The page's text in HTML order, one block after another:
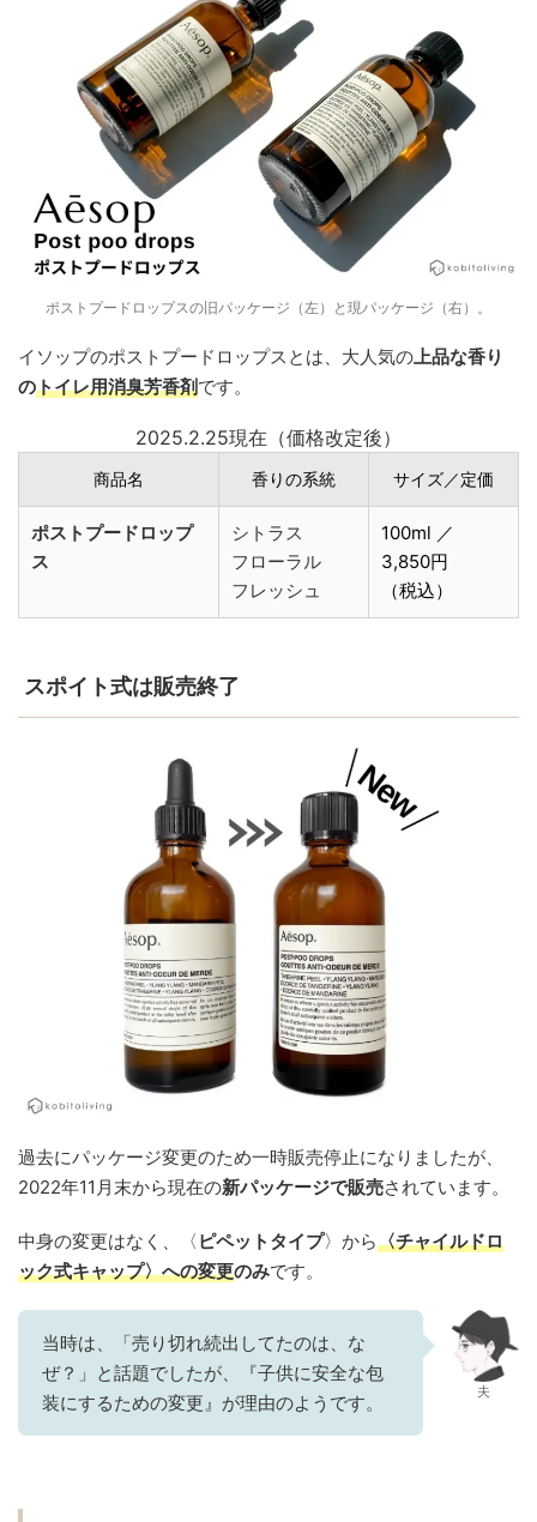
ポストプードロップスの旧パッケージ（左）と現パッケージ（右）。
イソップのポストプードロップスとは、大人気の上品な香り
のトイレ用消臭芳香剤です。
2025.2.25現在（価格改定後）
商品名 香りの系統 サイズ／定価
ポストプードロップ
ス
シトラス
フローラル
フレッシュ
100ml ／
3,850円
（税込）
スポイト式は販売終了
過去にパッケージ変更のため一時販売停止になりましたが、
2022年11月末から現在の新パッケージで販売されています。
中身の変更はなく、〈 ピペットタイプ〉から〈チャイルドロ
ック式キャップ〉への変更のみです。
当時は、「売り切れ続出してたのは、な
ぜ？」と話題でしたが、『子供に安全な包
装にするための変更』が理由のようです。
夫